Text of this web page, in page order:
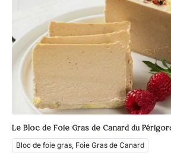
Le Bloc de Foie Gras de Canard du
Bloc de foie gras, Foie Gras de Canard